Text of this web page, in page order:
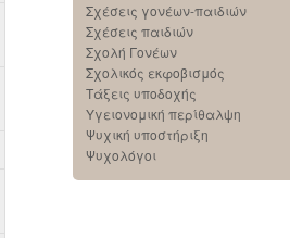
Σχέσεις γονέων-παιδιών
Σχέσεις παιδιών
Σχολή Γονέων
Σχολικός εκφοβισμός
Τάξεις υποδοχής
Υγειονομική περίθαλψη
Ψυχική υποστήριξη
Ψυχολόγοι